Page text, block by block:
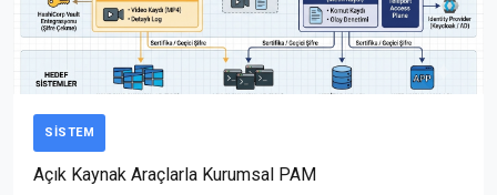
SISTEM
Açık Kaynak Araçlarla Kurumsal PAM